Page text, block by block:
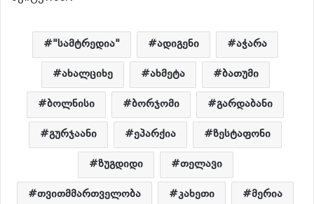
"სამტრედია" ადიგენი
აჭარა
ახალციხე
ახმეტა
ბათუმი
ბოლნისი
ბორჯომი
გარდაბანი
გურჯაანი
ეპარქია
ზესტაფონი
ზუგდიდი
თელავი
თვითმმართველობა
კახეთი
მერია